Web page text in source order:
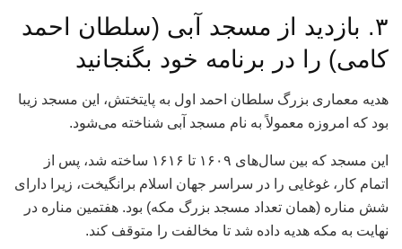
۳. بازدید از مسجد آبی (سلطان احمد
کامی) را در برنامه خود بگنجانید
هدیه معماری بزرگ سلطان احمد اول به پایتختش، این مسجد زیبا
بود که امروزه معمولاً به نام مسجد آبی شناخته می‌شود.
این مسجد که بین سال‌های ۱۶۰۹ تا ۱۶۱۶ ساخته شد، پس از
اتمام کار، غوغایی را در سراسر جهان اسلام برانگیخت، زیرا دارای
شش مناره (همان تعداد مسجد بزرگ مکه) بود. هفتمین مناره در
نهایت به مکه هدیه داده شد تا مخالفت را متوقف کند.